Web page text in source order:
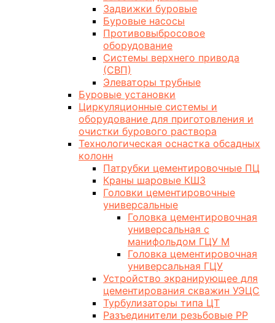
Задвижки буровые
Буровые насосы
Противовыбросовое
оборудование
Системы верхнего привода
(СВП)
Элеваторы трубные
Буровые установки
Циркуляционные системы и
оборудование для приготовления и
очистки бурового раствора
Технологическая оснастка обсадных
колонн
Патрубки цементировочные ПЦ
Краны шаровые КШЗ
Головки цементировочные
универсальные
Головка цементировочная
универсальная с
манифольдом ГЦУ М
Головка цементировочная
универсальная ГЦУ
Устройство экранирующее для
цементирования скважин УЭЦС
Турбулизаторы типа ЦТ
Разъединители резьбовые РР